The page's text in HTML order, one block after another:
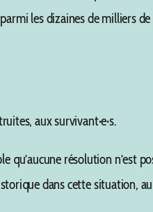
les dizaines de milliers
aux survivant·e·s.
résolution n’est
dans cette situation,